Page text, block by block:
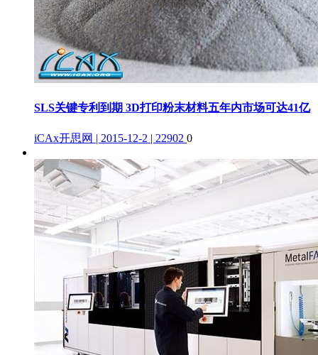
SLS关键专利到期 3D打印粉末材料五年内市场可达41亿
iCAx开思网 | 2015-12-2 | 22902 0